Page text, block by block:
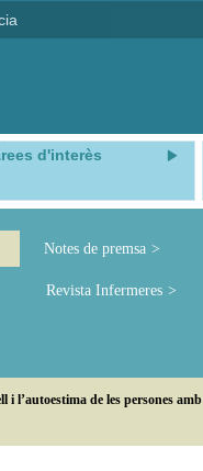
d'interès
Notes de premsa
Revista Infermeres
l’autoestima de les persones amb